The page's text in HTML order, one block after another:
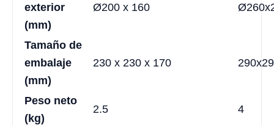
exterior
(mm)
Ø200 x 160
Tamaño de
embalaje
(mm)
230 x 230 x 170
Peso neto
(kg)
2.5 4